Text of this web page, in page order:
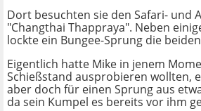
Dort besuchten sie den Safari- und
"Changthai Thappraya". Neben
lockte ein Bungee-Sprung die
Eigentlich hatte Mike in jenem
Schießstand ausprobieren wollten,
aber doch für einen Sprung aus
da sein Kumpel es bereits vor ihm